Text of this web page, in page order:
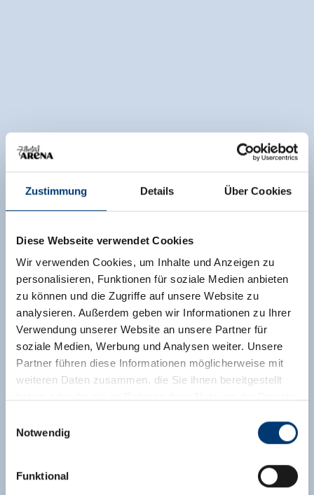
Zustimmung Details Über Cookies
Diese Webseite verwendet Cookies
Wir verwenden Cookies, um Inhalte und Anzeigen zu
personalisieren, Funktionen für soziale Medien anbieten
zu können und die Zugriffe auf unsere Website zu
analysieren. Außerdem geben wir Informationen zu Ihrer
Verwendung unserer Website an unsere Partner für
soziale Medien, Werbung und Analysen weiter. Unsere
Partner führen diese Informationen möglicherweise mit
weiteren Daten zusammen, die Sie ihnen bereitgestellt
Rohr 23// A-6280 Zell am Ziller
Notwendig
Funktional